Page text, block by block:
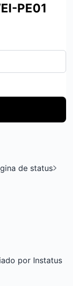
PE01
de status
por Instatus